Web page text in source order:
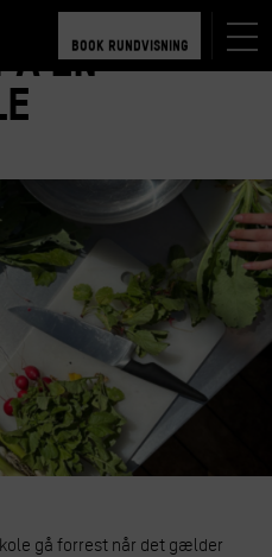
BOOK RUNDVISNING
en
gå forrest når det gælder